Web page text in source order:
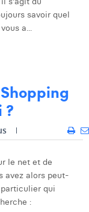
savoir quel
a...
?
le net et de
avez alors peut-
qui
: